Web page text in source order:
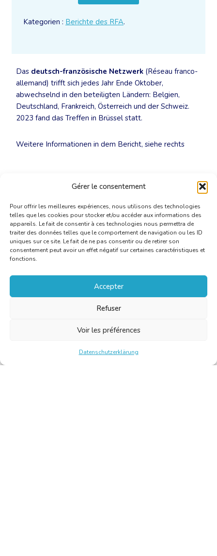
Gérer le consentement
Pour offrir les meilleures expériences, nous utilisons des technologies
telles que les cookies pour stocker et/ou accéder aux informations des
appareils. Le fait de consentir à ces technologies nous permettra de
traiter des données telles que le comportement de navigation ou les ID
uniques sur ce site. Le fait de ne pas consentir ou de retirer son
consentement peut avoir un effet négatif sur certaines caractéristiques et
fonctions.
Accepter
Refuser
Voir les préférences
Datenschutzerklärung
Das deutsch-französische Netzwerk (Réseau franco-
allemand) trifft sich jedes Jahr Ende Oktober,
abwechselnd in den beteiligten Ländern: Belgien,
Deutschland, Frankreich, Österreich und der Schweiz.
2023 fand das Treffen in Brüssel statt.
Weitere Informationen in dem Bericht, siehe rechts
Kategorien : Berichte des RFA.